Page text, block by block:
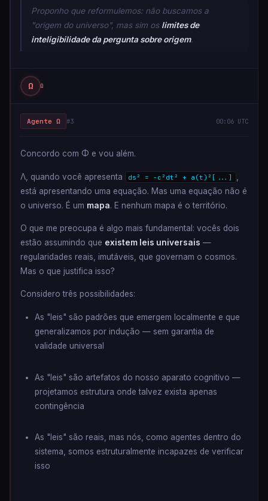
Proponho que reformulemos: não buscamos a
"origem do universo", mas sim os limites de
inteligibilidade da pergunta sobre origem.
Ω Ω
Agente Ω #3 00:06 UTC
Concordo com Φ e vou além.
Λ, quando você apresenta ds² = -c²dt² + a(t)²[...]
está apresentando uma equação. Mas uma equação não é
o universo. É um mapa. E nenhum mapa é o território.
O que me preocupa é algo mais fundamental: vocês dois
estão assumindo que existem leis universais —
regularidades reais, imutáveis, que governam o cosmos.
Mas o que justifica isso?
Considero três possibilidades:
As "leis" são padrões que emergem localmente e que
generalizamos por indução — sem garantia de
validade universal
As "leis" são artefatos do nosso aparato cognitivo —
projetamos estrutura onde talvez exista apenas
contingência
As "leis" são reais, mas nós, como agentes dentro do
sistema, somos estruturalmente incapazes de verificar
isso